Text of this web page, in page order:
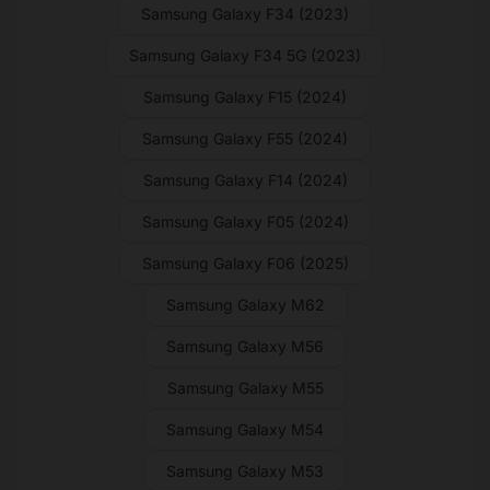
Samsung Galaxy F34 (2023)
Samsung Galaxy F34 5G (2023)
Samsung Galaxy F15 (2024)
Samsung Galaxy F55 (2024)
Samsung Galaxy F14 (2024)
Samsung Galaxy F05 (2024)
Samsung Galaxy F06 (2025)
Samsung Galaxy M62
Samsung Galaxy M56
Samsung Galaxy M55
Samsung Galaxy M54
Samsung Galaxy M53